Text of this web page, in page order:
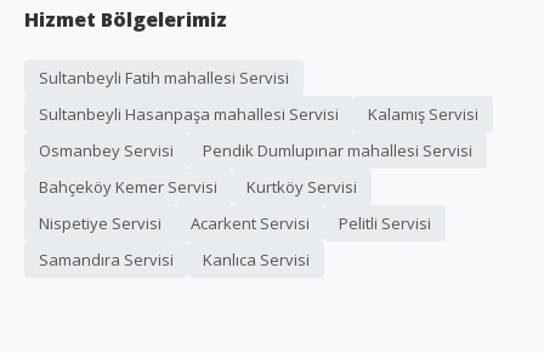
Hizmet Bölgelerimiz
Sultanbeyli Fatih mahallesi Servisi
Sultanbeyli Hasanpaşa mahallesi Servisi
Kalamış Servisi
Osmanbey Servisi
Pendik Dumlupınar mahallesi Servisi
Bahçeköy Kemer Servisi
Kurtköy Servisi
Nispetiye Servisi
Acarkent Servisi
Pelitli Servisi
Samandıra Servisi
Kanlıca Servisi